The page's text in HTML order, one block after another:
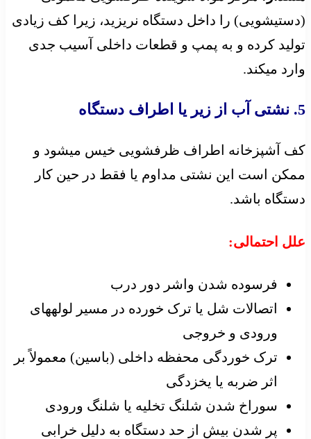
(دستیشویی) را داخل دستگاه نریزید، زیرا کف زیادی
تولید کرده و به پمپ و قطعات داخلی آسیب جدی
وارد میکند.
5. نشتی آب از زیر یا اطراف دستگاه
کف آشپزخانه اطراف ظرفشویی خیس میشود و
ممکن است این نشتی مداوم یا فقط در حین کار
دستگاه باشد.
علل احتمالی:
فرسوده شدن واشر دور درب
اتصالات شل یا ترک خورده در مسیر لولههای
ورودی و خروجی
ترک خوردگی محفظه داخلی (باسین) معمولاً بر
اثر ضربه یا یخزدگی
سوراخ شدن شلنگ تخلیه یا شلنگ ورودی
پر شدن بیش از حد دستگاه به دلیل خرابی